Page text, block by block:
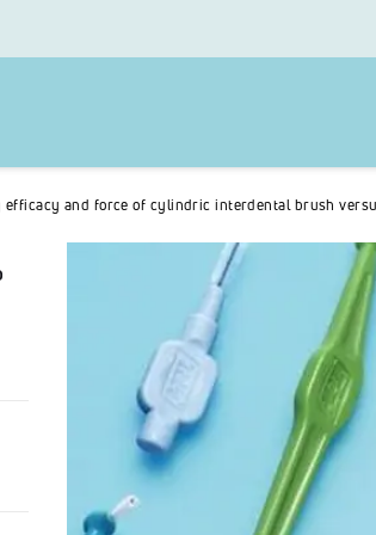
efficacy and force of cylindric interdental brush